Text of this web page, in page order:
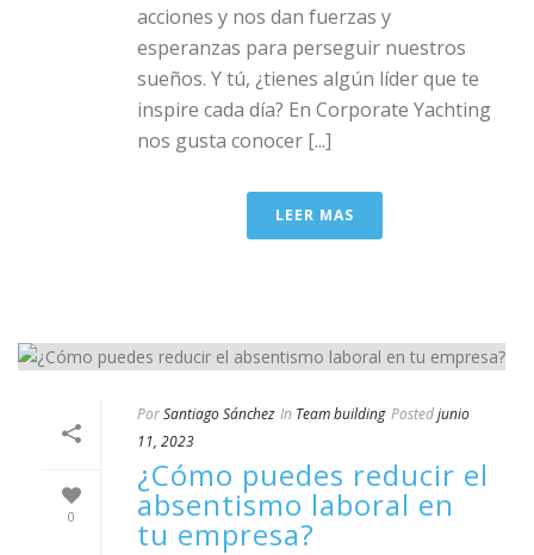
acciones y nos dan fuerzas y
esperanzas para perseguir nuestros
sueños. Y tú, ¿tienes algún líder que te
inspire cada día? En Corporate Yachting
nos gusta conocer [...]
LEER MAS
0
PorSantiago Sánchez In Team building Postedjunio
11, 2023
¿Cómo puedes reducir el
absentismo laboral en
tu empresa?